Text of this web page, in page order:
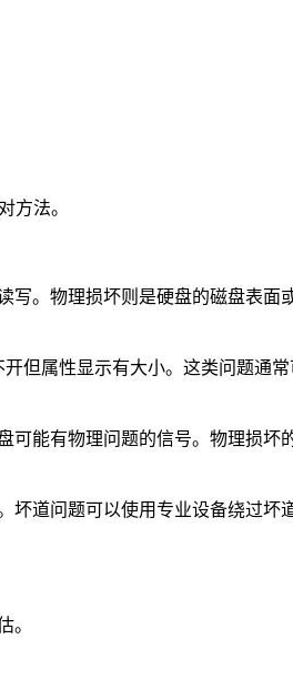
方法。
。物理损坏则是硬盘的磁盘表面
但属性显示有大小。这类问题通
能有物理问题的信号。物理损坏
道问题可以使用专业设备绕过坏
。